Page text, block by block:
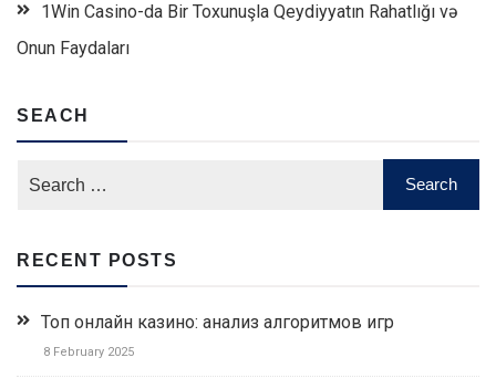
1Win Casino-da Bir Toxunuşla Qeydiyyatın Rahatlığı və
Onun Faydaları
SEACH
RECENT POSTS
Топ онлайн казино: анализ алгоритмов игр
8 February 2025